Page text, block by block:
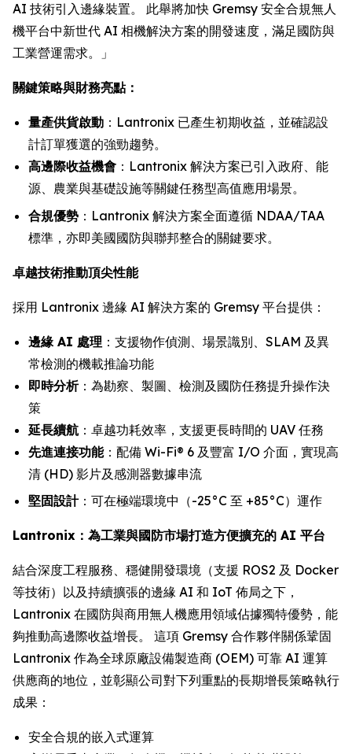
AI 技術引入邊緣裝置。 此舉將加快 Gremsy 安全合規無人
機平台中新世代 AI 相機解決方案的開發速度，滿足國防與
工業營運需求。」
關鍵策略與財務亮點：
量產供貨啟動 ：Lantronix 已產生初期收益，並確認設
計訂單獲選的強勁趨勢。
高邊際收益機會 ：Lantronix 解決方案已引入政府、能
源、農業與基礎設施等關鍵任務型高值應用場景。
合規優勢 ：Lantronix 解決方案全面遵循 NDAA/TAA
標準，亦即美國國防與聯邦整合的關鍵要求。
卓越技術推動頂尖性能
採用 Lantronix 邊緣 AI 解決方案的 Gremsy 平台提供：
邊緣 AI 處理 ：支援物作偵測、場景識別、SLAM 及異
常檢測的機載推論功能
即時分析：為勘察、製圖、檢測及國防任務提升操作決
策
延長續航 ：卓越功耗效率，支援更長時間的 UAV 任務
先進連接功能：配備 Wi-Fi® 6 及豐富 I/O 介面，實現高
清 (HD) 影片及感測器數據串流
堅固設計：可在極端環境中（-25°C 至 +85°C）運作
Lantronix：為工業與國防市場打造方便擴充的 AI 平台
結合深度工程服務、穩健開發環境（支援 ROS2 及 Docker
等技術）以及持續擴張的邊緣 AI 和 IoT 佈局之下，
Lantronix 在國防與商用無人機應用領域佔據獨特優勢，能
夠推動高邊際收益增長。 這項 Gremsy 合作夥伴關係鞏固
Lantronix 作為全球原廠設備製造商 (OEM) 可靠 AI 運算
供應商的地位，並彰顯公司對下列重點的長期增長策略執行
成果：
安全合規的嵌入式運算